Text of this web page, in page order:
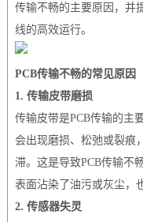
传输不畅的主要原因，并
线的高效运行。
PCB传输不畅的常见原因
1. 传输皮带磨损
传输皮带是PCB传输的主
会出现磨损、松弛或裂痕
滞。这是导致PCB传输不
表面沾染了油污或灰尘，
2. 传感器失灵